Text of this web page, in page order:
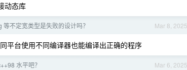
动态库
Mar 8, 2025
不定宽类型是失败的设计吗？
平台使用不同编译器也能编译出正确的程序
Mar 6, 2025
水平吧？